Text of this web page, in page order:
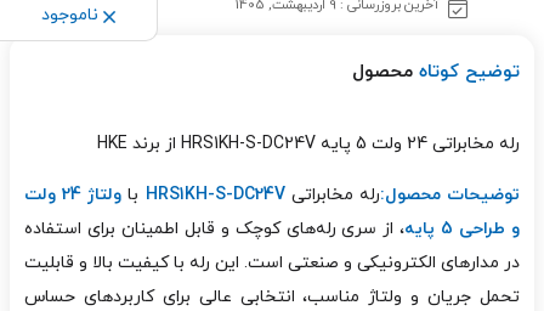
آخرین بروزرسانی : 9 اردیبهشت, 1405 ناموجود
توضیح کوتاه محصول
رله مخابراتی 24 ولت 5 پایه HRS1KH-S-DC24V از برند HKE
توضیحات محصول:رله مخابراتی HRS1KH-S-DC24V با
ولتاژ 24 ولت
و طراحی 5 پایه
، از سری رله‌های کوچک و قابل اطمینان برای استفاده
در مدارهای الکترونیکی و صنعتی است. این رله با کیفیت بالا و قابلیت
تحمل جریان و ولتاژ مناسب، انتخابی عالی برای کاربردهای حساس